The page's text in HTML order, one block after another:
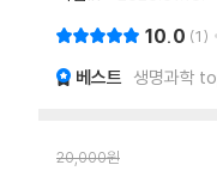
10.0 1
베스트 생명과학
20,000원